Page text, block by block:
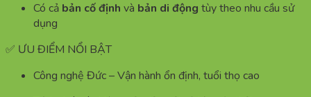
Có cả bản cố định và bản di động tùy theo nhu cầu sử
dụng
✅ ƯU ĐIỂM NỔI BẬT
Công nghệ Đức – Vận hành ổn định, tuổi thọ cao